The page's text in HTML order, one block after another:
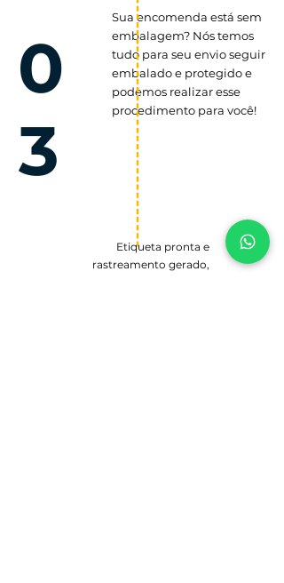
0
3
Sua encomenda está sem
embalagem? Nós temos
tudo para seu envio seguir
embalado e protegido e
podemos realizar esse
procedimento para você!
Etiqueta pronta e
rastreamento gerado,